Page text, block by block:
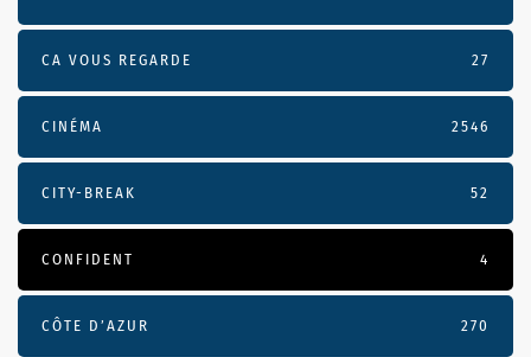
CA VOUS REGARDE 27
CINÉMA 2546
CITY-BREAK 52
CONFIDENT 4
CÔTE D’AZUR 270